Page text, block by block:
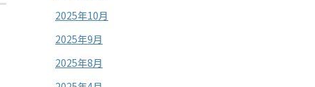
2025年10月
2025年9月
2025年8月